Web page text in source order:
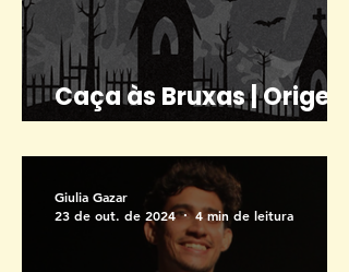
Caça às Bruxas | Origem
e representação
Giulia Gazar
23 de out. de 2024
4 min de leitura